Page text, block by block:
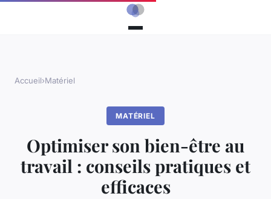
Accueil›Matériel
MATÉRIEL
Optimiser son bien-être au
travail : conseils pratiques et
efficaces